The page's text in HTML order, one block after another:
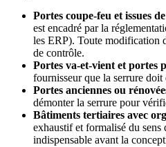
Portes coupe-feu et issues
est encadré par la
les ERP). Toute modification
de contrôle.
Portes va-et-vient et portes
fournisseur que la serrure doit
Portes anciennes ou
démonter la serrure pour
Bâtiments tertiaires avec
exhaustif et formalisé du sens
indispensable avant la